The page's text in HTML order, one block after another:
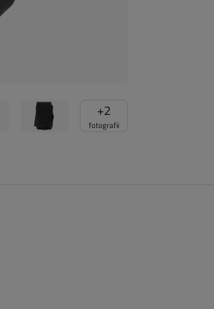
+2
fotografii